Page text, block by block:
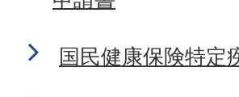
国民健康保険特定